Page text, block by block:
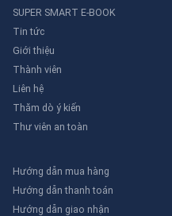
SUPER SMART E-BOOK
Tin tức
Giới thiệu
Thành viên
Liên hệ
Thăm dò ý kiến
Thư viên an toàn
Hướng dẫn mua hàng
Hướng dẫn thanh toán
Hướng dẫn giao nhận